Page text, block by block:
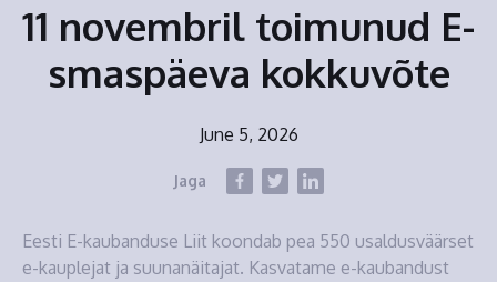
11 novembril toimunud E-
smaspäeva kokkuvõte
June 5, 2026
Jaga
Eesti E-kaubanduse Liit koondab pea 550 usaldusväärset
e-kauplejat ja suunanäitajat. Kasvatame e-kaubandust